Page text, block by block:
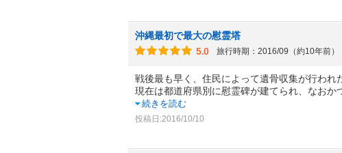
沖縄最初で最大の慰霊塔
5.0
旅行時期：2016/09（約10年前）
戦後最も早く、住民によって遺骨収集が行われ
現在は都道府県別に慰霊碑が建てられ、なおか
続きを読む
投稿日:2016/10/10